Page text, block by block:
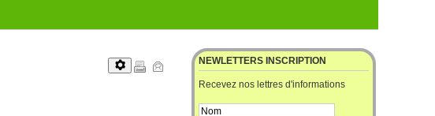
NEWLETTERS INSCRIPTION
Recevez nos lettres d'informations